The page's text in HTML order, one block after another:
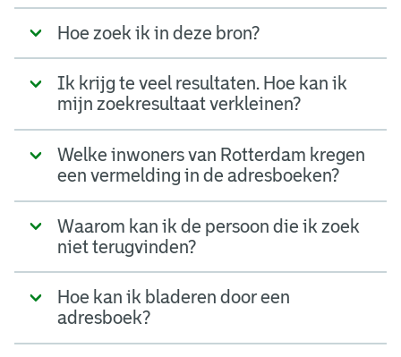
Hoe zoek ik in deze bron?
Ik krijg te veel resultaten. Hoe kan ik
mijn zoekresultaat verkleinen?
Welke inwoners van Rotterdam kregen
een vermelding in de adresboeken?
Waarom kan ik de persoon die ik zoek
niet terugvinden?
Hoe kan ik bladeren door een
adresboek?